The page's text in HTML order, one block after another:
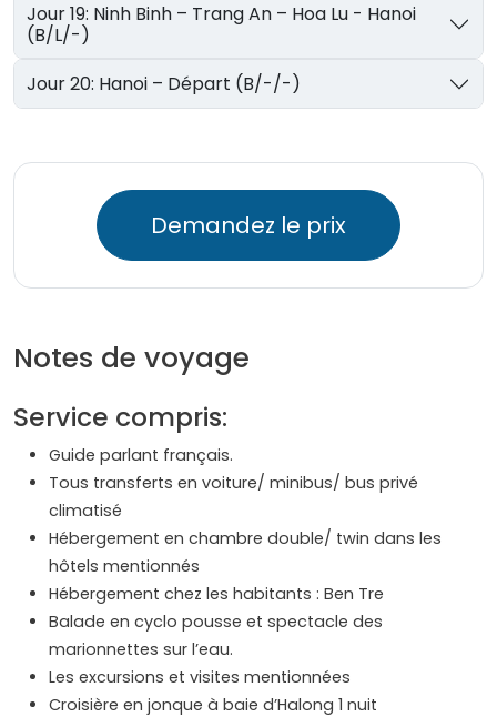
Jour 19: Ninh Binh – Trang An – Hoa Lu - Hanoi
(B/L/-)
Jour 20: Hanoi – Départ (B/-/-)
Demandez le prix
Notes de voyage
Service compris:
Guide parlant français.
Tous transferts en voiture/ minibus/ bus privé
climatisé
Hébergement en chambre double/ twin dans les
hôtels mentionnés
Hébergement chez les habitants : Ben Tre
Balade en cyclo pousse et spectacle des
marionnettes sur l’eau.
Les excursions et visites mentionnées
Croisière en jonque à baie d’Halong 1 nuit